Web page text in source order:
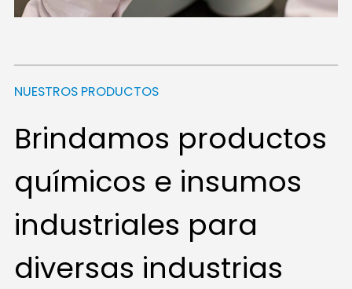
NUESTROS PRODUCTOS
Brindamos productos
químicos e insumos
industriales para
diversas industrias